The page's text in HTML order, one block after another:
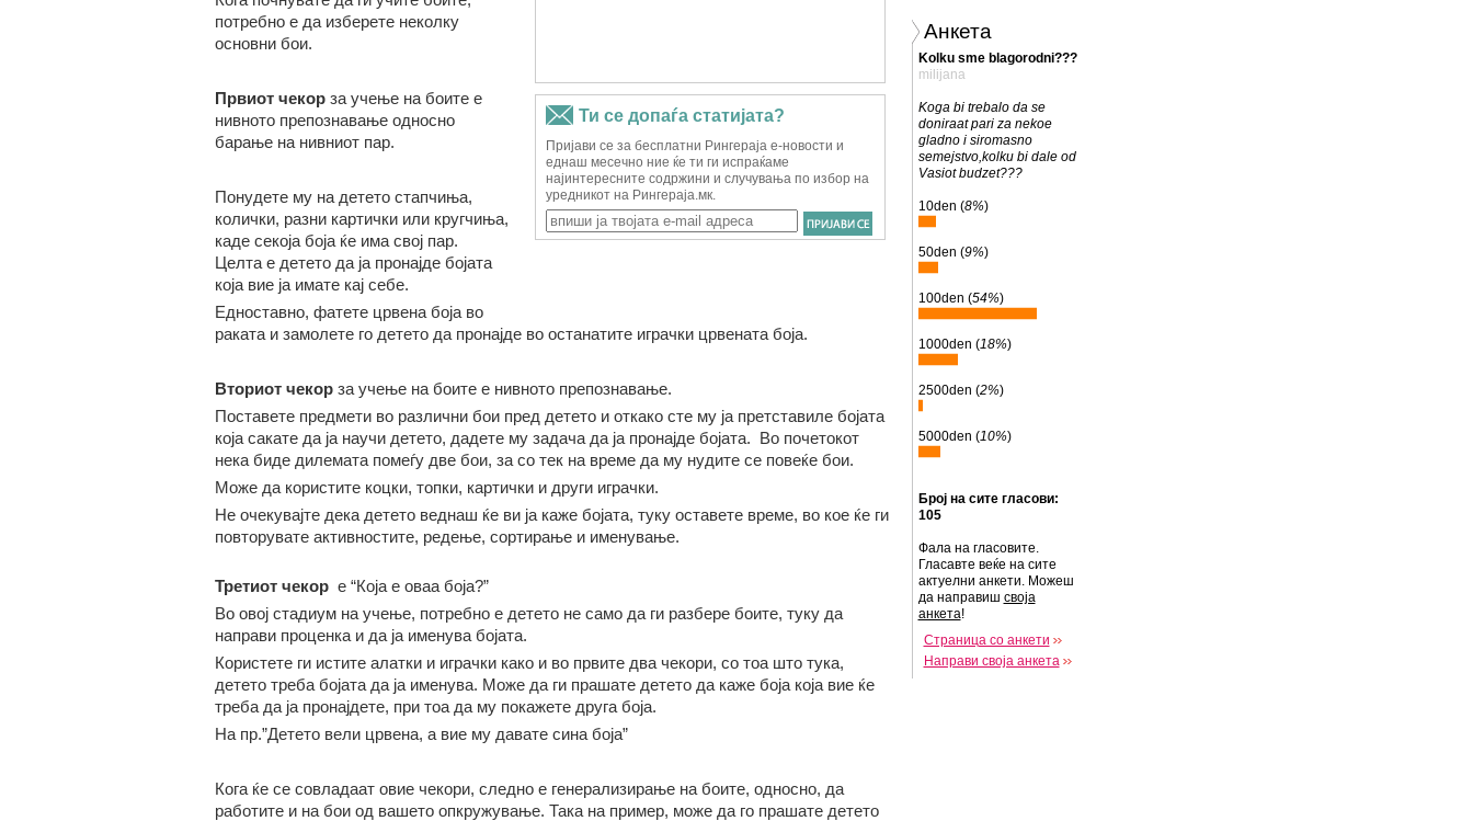
потребно е да изберете неколку
основни бои.
Првиот чекор за учење на боите е
нивното препознавање односно
барање на нивниот пар.
Понудете му на детето стапчиња,
колички, разни картички или кругчиња,
каде секоја боја ќе има свој пар.
Целта е детето да ја пронајде бојата
која вие ја имате кај себе.
Едноставно, фатете црвена боја во
раката и замолете го детето да пронајде во останатите играчки црвената боја.
Вториот чекор за учење на боите е нивното препознавање.
Поставете предмети во различни бои пред детето и откако сте му ја претставиле бојата
која сакате да ја научи детето, дадете му задача да ја пронајде бојата. Во почетокот
нека биде дилемата помеѓу две бои, за со тек на време да му нудите се повеќе бои.
Може да користите коцки, топки, картички и други играчки.
Не очекувајте дека детето веднаш ќе ви ја каже бојата, туку оставете време, во кое ќе ги
повторувате активностите, редење, сортирање и именување.
Третиот чекор е “Која е оваа боја?”
Во овој стадиум на учење, потребно е детето не само да ги разбере боите, туку да
направи проценка и да ја именува бојата.
Користете ги истите алатки и играчки како и во првите два чекори, со тоа што тука,
детето треба бојата да ја именува. Може да ги прашате детето да каже боја која вие ќе
треба да ја пронајдете, при тоа да му покажете друга боја.
На пр.”Детето вели црвена, а вие му давате сина боја”
Кога ќе се совладаат овие чекори, следно е генерализирање на боите, односно, да
работите и на бои од вашето опкружување. Така на пример, може да го прашате детето
Анкета
Kolku sme blagorodni???
milijana
Koga bi trebalo da se
doniraat pari za nekoe
gladno i siromasno
semejstvo,kolku bi dale od
Vasiot budzet???
10den (8%)
50den (9%)
100den (54%)
1000den (18%)
2500den (2%)
5000den (10%)
Број на сите гласови:
105
Фала на гласовите.
Гласавте веќе на сите
актуелни анкети. Можеш
да направиш своја
анкета!
Страница со анкети
Направи своја анкета